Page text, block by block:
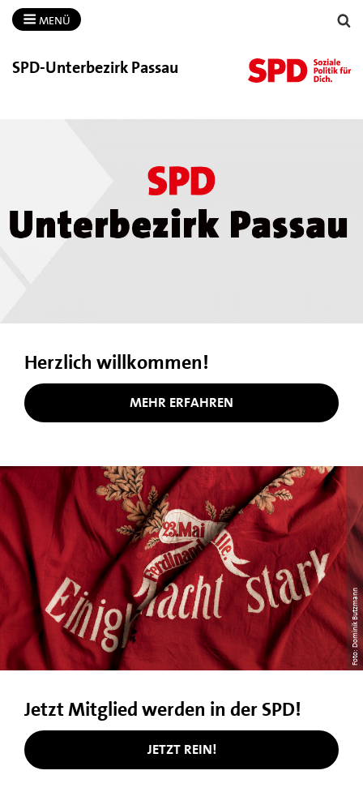
MENÜ
SPD-​Unterbezirk Passau
Herzlich willkommen!
MEHR ERFAHREN
Foto: Dominik Butzmann
Jetzt Mitglied werden in der SPD!
JETZT REIN!